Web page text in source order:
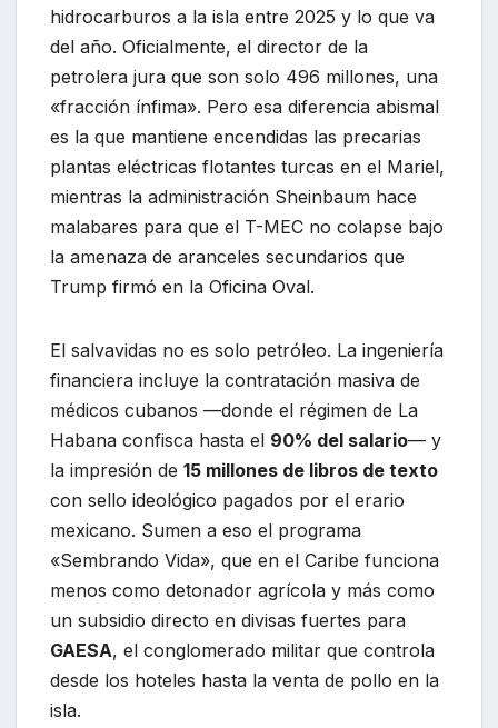
hidrocarburos a la isla entre 2025 y lo que va
del año. Oficialmente, el director de la
petrolera jura que son solo 496 millones, una
«fracción ínfima». Pero esa diferencia abismal
es la que mantiene encendidas las precarias
plantas eléctricas flotantes turcas en el Mariel,
mientras la administración Sheinbaum hace
malabares para que el T-MEC no colapse bajo
la amenaza de aranceles secundarios que
Trump firmó en la Oficina Oval.
El salvavidas no es solo petróleo. La ingeniería
financiera incluye la contratación masiva de
médicos cubanos —donde el régimen de La
Habana confisca hasta el 90% del salario— y
la impresión de 15 millones de libros de texto
con sello ideológico pagados por el erario
mexicano. Sumen a eso el programa
«Sembrando Vida», que en el Caribe funciona
menos como detonador agrícola y más como
un subsidio directo en divisas fuertes para
GAESA, el conglomerado militar que controla
desde los hoteles hasta la venta de pollo en la
isla.